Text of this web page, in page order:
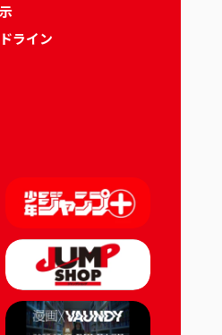
ライン